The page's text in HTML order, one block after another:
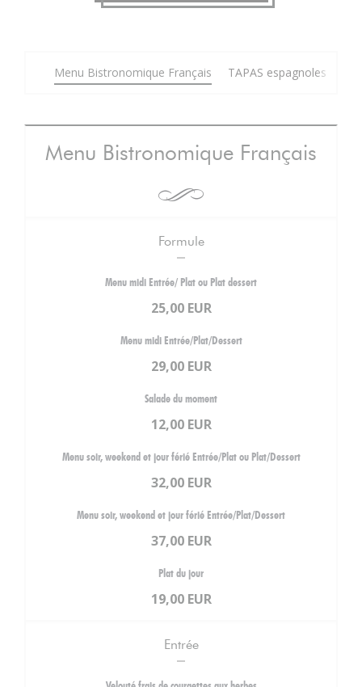
Menu Bistronomique Français TAPAS espagnoles
Menu Bistronomique Français
Formule
Menu midi Entrée/ Plat ou Plat dessert
25,00 EUR
Menu midi Entrée/Plat/Dessert
29,00 EUR
Salade du moment
12,00 EUR
Menu soir, weekend et jour férié Entrée/Plat ou Plat/Dessert
32,00 EUR
Menu soir, weekend et jour férié Entrée/Plat/Dessert
37,00 EUR
Plat du jour
19,00 EUR
Entrée